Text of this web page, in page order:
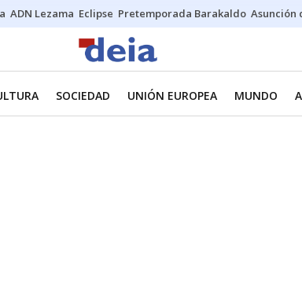
ADN Lezama Eclipse Pretemporada Barakaldo Asunción
SOCIEDAD UNIÓN EUROPEA MUNDO